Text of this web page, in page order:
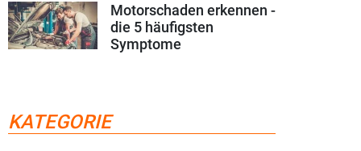
Motorschaden erkennen -
die 5 häufigsten
Symptome
KATEGORIE